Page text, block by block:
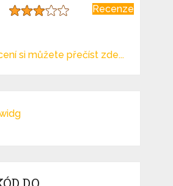
Recenze
si můžete přečíst zde...